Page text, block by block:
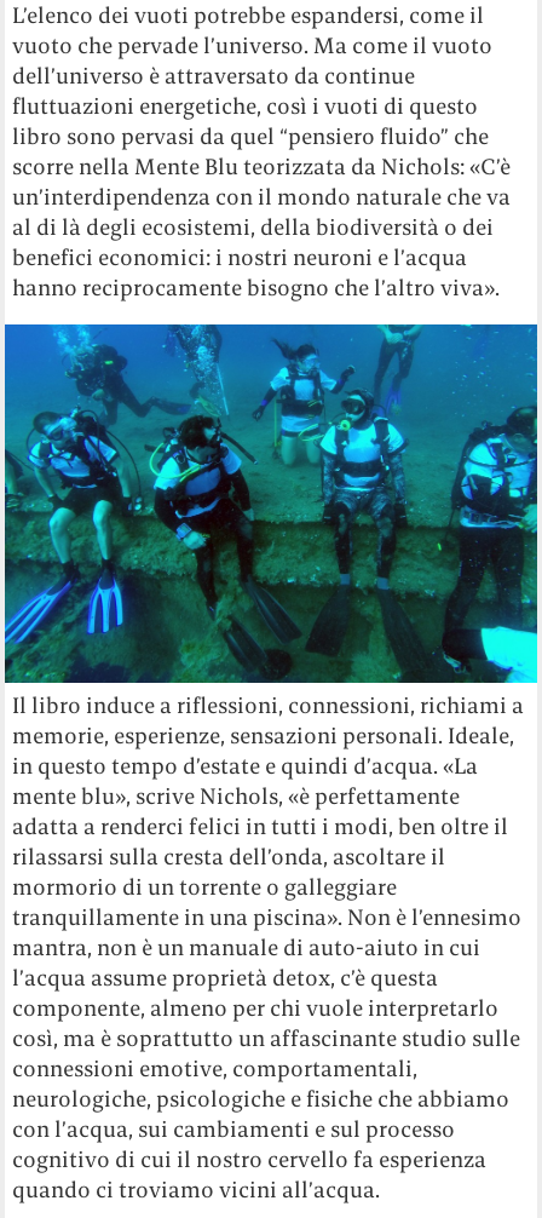
L’elenco dei vuoti potrebbe espandersi, come il
vuoto che pervade l’universo. Ma come il vuoto
dell’universo è attraversato da continue
fluttuazioni energetiche, così i vuoti di questo
libro sono pervasi da quel “pensiero fluido” che
scorre nella Mente Blu teorizzata da Nichols: «C’è
un’interdipendenza con il mondo naturale che va
al di là degli ecosistemi, della biodiversità o dei
benefici economici: i nostri neuroni e l’acqua
hanno reciprocamente bisogno che l’altro viva».
Il libro induce a riflessioni, connessioni, richiami a
memorie, esperienze, sensazioni personali. Ideale,
in questo tempo d’estate e quindi d’acqua. «La
mente blu», scrive Nichols, «è perfettamente
adatta a renderci felici in tutti i modi, ben oltre il
rilassarsi sulla cresta dell’onda, ascoltare il
mormorio di un torrente o galleggiare
tranquillamente in una piscina». Non è l’ennesimo
mantra, non è un manuale di auto-aiuto in cui
l’acqua assume proprietà detox, c’è questa
componente, almeno per chi vuole interpretarlo
così, ma è soprattutto un affascinante studio sulle
connessioni emotive, comportamentali,
neurologiche, psicologiche e fisiche che abbiamo
con l’acqua, sui cambiamenti e sul processo
cognitivo di cui il nostro cervello fa esperienza
quando ci troviamo vicini all’acqua.